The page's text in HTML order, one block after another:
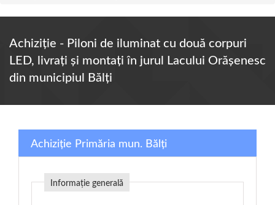
Achiziție - Piloni de iluminat cu două corpuri
LED, livrați și montați în jurul Lacului Orășenesc
din municipiul Bălți
Achiziție Primăria mun. Bălți
Informație generală